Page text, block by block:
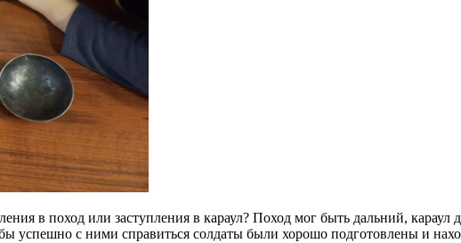
в поход или заступления в караул? Поход мог быть дальний,
успешно с ними справиться солдаты были хорошо подготовлены и